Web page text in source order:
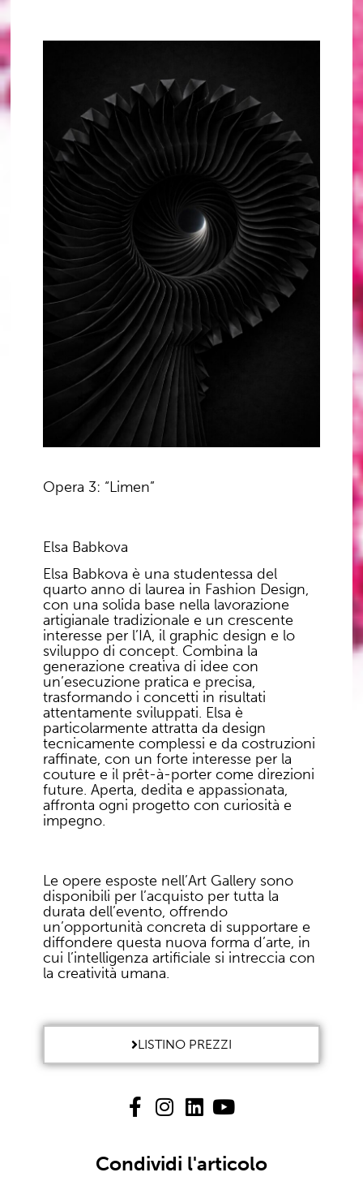
Opera 3: “Limen”
Elsa Babkova
Elsa Babkova è una studentessa del
quarto anno di laurea in Fashion Design,
con una solida base nella lavorazione
artigianale tradizionale e un crescente
interesse per l’IA, il graphic design e lo
sviluppo di concept. Combina la
generazione creativa di idee con
un’esecuzione pratica e precisa,
trasformando i concetti in risultati
attentamente sviluppati. Elsa è
particolarmente attratta da design
tecnicamente complessi e da costruzioni
raffinate, con un forte interesse per la
couture e il prêt-à-porter come direzioni
future. Aperta, dedita e appassionata,
affronta ogni progetto con curiosità e
impegno.
Le opere esposte nell’Art Gallery sono
disponibili per l’acquisto per tutta la
durata dell’evento, offrendo
un’opportunità concreta di supportare e
diffondere questa nuova forma d’arte, in
cui l’intelligenza artificiale si intreccia con
la creatività umana.
LISTINO PREZZI
Condividi l'articolo